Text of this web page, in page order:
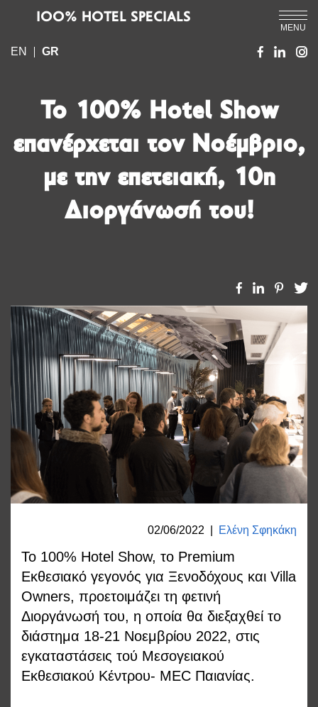
MENU
IOO% HOTEL SPECIALS
EN GR
Το 100% Hotel Show
επανέρχεται τον Νοέμβριο,
με την επετειακή, 10η
Διοργάνωσή του!
02/06/2022 Ελένη Σφηκάκη
Το 100% Hotel Show, το Premium
Εκθεσιακό γεγονός για Ξενοδόχους και Villa
Owners, προετοιμάζει τη φετινή
Διοργάνωσή του, η οποία θα διεξαχθεί το
διάστημα 18-21 Νοεμβρίου 2022, στις
εγκαταστάσεις τού Μεσογειακού
Εκθεσιακού Κέντρου- MEC Παιανίας.